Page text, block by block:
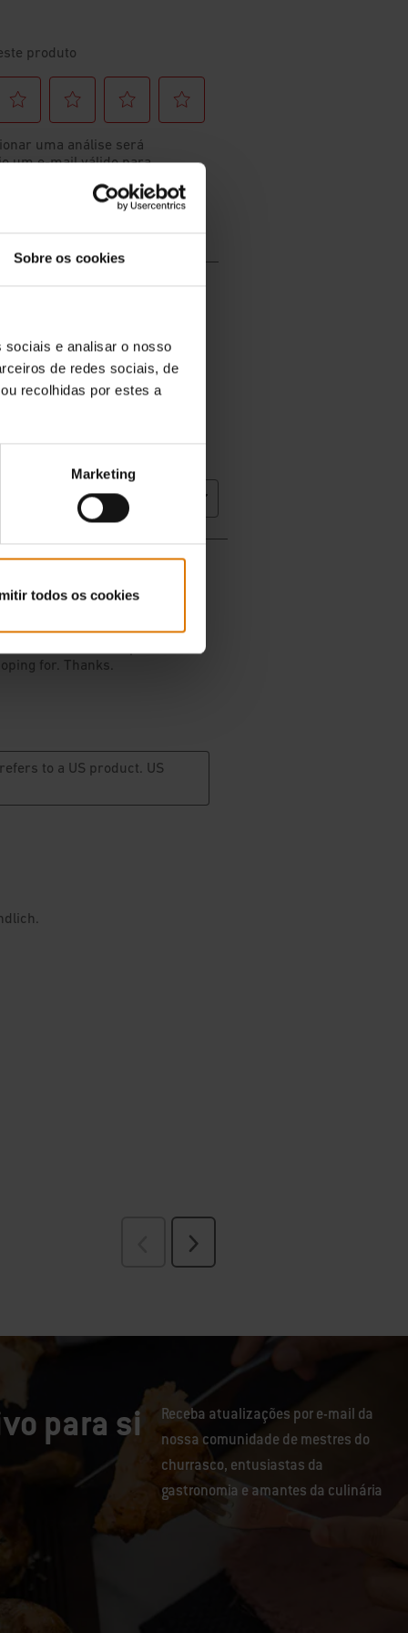
Sobre os cookies
sociais e analisar o nosso
de redes sociais, de
recolhidas por estes a
Marketing
todos os cookies
para si
Receba atualizações por e-mail da
nossa comunidade de mestres do
churrasco, entusiastas da
gastronomia e amantes da culinária